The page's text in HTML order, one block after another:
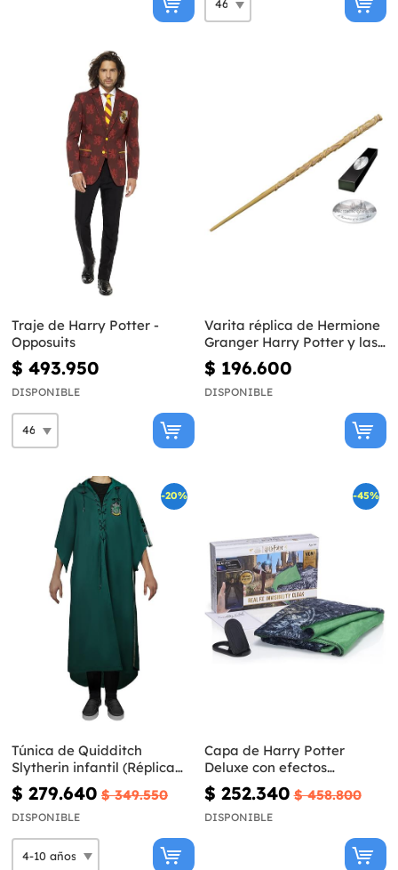
Traje de Harry Potter -
Opposuits
$ 493.950
DISPONIBLE
Varita réplica de Hermione
Granger Harry Potter y las
Reliquias de la Muerte
$ 196.600
DISPONIBLE
-20%
Túnica de Quidditch
Slytherin infantil (Réplica
oficial Collectors) - Harry
Potter
$ 279.640 $ 349.550
DISPONIBLE
-45%
Capa de Harry Potter
Deluxe con efectos
especiales
$ 252.340 $ 458.800
DISPONIBLE